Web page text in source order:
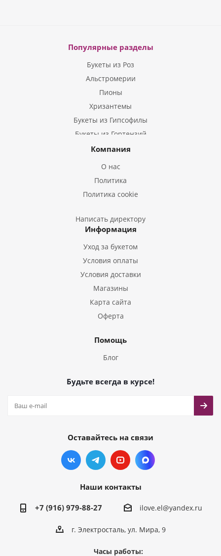
Популярные разделы
Букеты из Роз
Альстромерии
Пионы
Хризантемы
Букеты из Гипсофилы
Букеты из Гортензий
Букеты из Ирисов
Букеты из Эустом
Букеты из Гладиолусов
Букеты из Тюльпанов
Компания
О нас
Политика
Политика cookie
Написать директору
Информация
Уход за букетом
Условия оплаты
Условия доставки
Магазины
Карта сайта
Оферта
Помощь
Блог
Будьте всегда в курсе!
Оставайтесь на связи
Наши контакты
+7 (916) 979-88-27 ilove.el@yandex.ru
г. Электросталь, ул. Мира, 9
Часы работы: